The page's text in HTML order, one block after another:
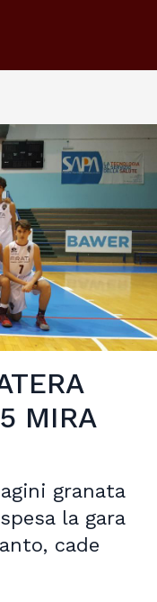
MIRA
granata
la gara
cade